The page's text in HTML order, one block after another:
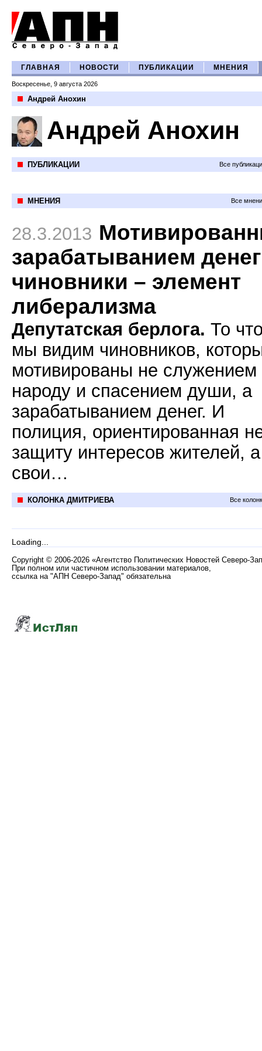
ГЛАВНАЯ НОВОСТИ ПУБЛИКАЦИИ МНЕНИЯ
Воскресенье, 9 августа 2026
Андрей Анохин
Андрей Анохин
ПУБЛИКАЦИИ Все
МНЕНИЯ Все
28.3.2013
зарабатыванием денег
чиновники – элемент
либерализма
Депутатская берлога. То
мы видим чиновников,
мотивированы не служением
народу и спасением души, а
зарабатыванием денег. И
полиция, ориентированная
защиту интересов жителей,
свои…
КОЛОНКА ДМИТРИЕВА Все
Loading...
Copyright © 2006-2026 «Агентство Политических Новостей Северо-
При полном или частичном использовании материалов,
ссылка на "АПН Северо-Запад" обязательна